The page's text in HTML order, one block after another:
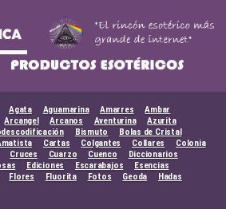
Agata Aguamarina Amarres
Ambar
Arcangel Arcanos Aventurina
Azurita
Bismuto
Bolas de Cristal
Cartas Colgantes Collares
Colonia
Cruces Cuarzo Cuenco
Diccionarios
Ediciones Escarabajos
Esencias
Flores Fluorita Fotos Geoda
Hadas